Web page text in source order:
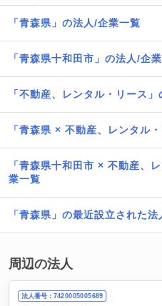
「青森県」の法人/企業一覧
「青森県十和田市」の法人/企
「不動産、レンタル・リース
「青森県 × 不動産、レンタル
「青森県十和田市 × 不動産、
業一覧
「青森県」の最近設立された
周辺の法人
法人番号：7420005005689